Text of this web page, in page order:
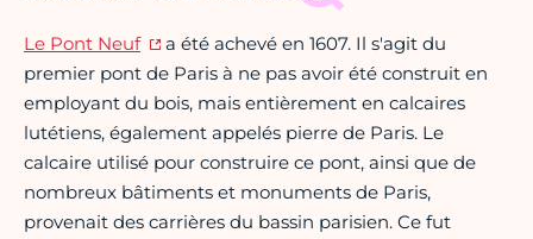
Le Pont Neuf
a été achevé en 1607. Il s'agit du
premier pont de Paris à ne pas avoir été construit en
employant du bois, mais entièrement en calcaires
lutétiens, également appelés pierre de Paris. Le
calcaire utilisé pour construire ce pont, ainsi que de
nombreux bâtiments et monuments de Paris,
provenait des carrières du bassin parisien. Ce fut